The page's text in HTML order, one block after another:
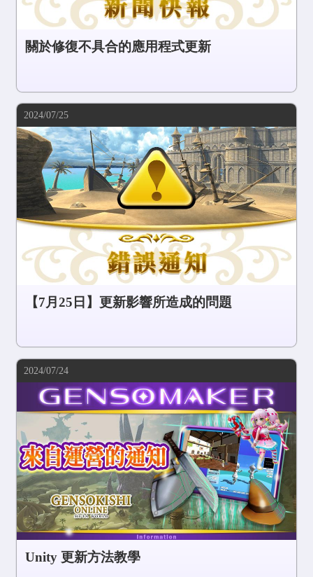
關於修復不具合的應用程式更新
2024/07/25
【7月25日】更新影響所造成的問題
2024/07/24
Unity 更新方法教學